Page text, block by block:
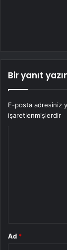
Bir yanıt
E-posta adresiniz
işaretlenmişlerdir
Ad *